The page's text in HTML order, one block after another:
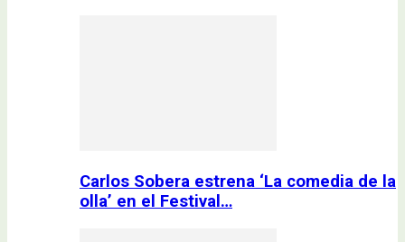
Carlos Sobera estrena ‘La comedia de la
olla’ en el Festival…